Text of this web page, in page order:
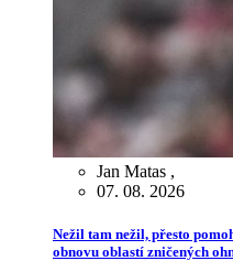
Jan Matas ,
07. 08. 2026
Nežil tam nežil, přesto
obnovu oblastí zničených